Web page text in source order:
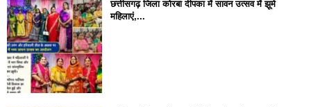
छत्तीसगढ़ जिला कोरबा दीपका में सावन उत्सव में झूमे
महिलाएं,...